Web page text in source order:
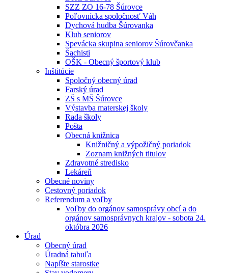
SZZ ZO 16-78 Šúrovce
Poľovnícka spoločnosť Váh
Dychová hudba Šúrovanka
Klub seniorov
Spevácka skupina seniorov Šúrovčanka
Šachisti
OŠK - Obecný športový klub
Inštitúcie
Spoločný obecný úrad
Farský úrad
ZŠ s MŠ Šúrovce
Výstavba materskej školy
Rada školy
Pošta
Obecná knižnica
Knižničný a výpožičný poriadok
Zoznam knižných titulov
Zdravotné stredisko
Lekáreň
Obecné noviny
Cestovný poriadok
Referendum a voľby
Voľby do orgánov samosprávy obcí a do
orgánov samosprávnych krajov - sobota 24.
októbra 2026
Úrad
Obecný úrad
Úradná tabuľa
Napíšte starostke